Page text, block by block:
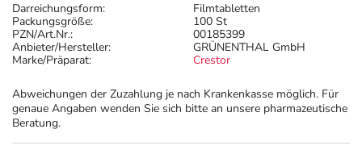
Darreichungsform:
Filmtabletten
Packungsgröße:
100 St
PZN/Art.Nr.:
00185399
Anbieter/Hersteller:
GRÜNENTHAL GmbH
Marke/Präparat:
Crestor
Abweichungen der Zuzahlung je nach Krankenkasse möglich. Für
genaue Angaben wenden Sie sich bitte an unsere pharmazeutische
Beratung.